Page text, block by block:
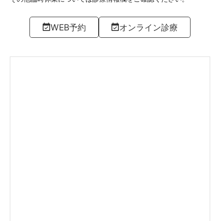
WEB予約 オンライン診療